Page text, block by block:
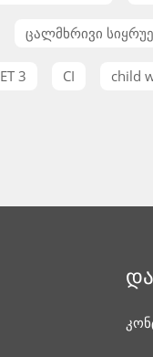
ცალმხრივი სიყრუე
3 CI child